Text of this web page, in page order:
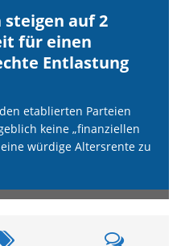
auf 2
für einen
Entlastung
etablierten Parteien
keine „finanziellen
würdige Altersrente zu